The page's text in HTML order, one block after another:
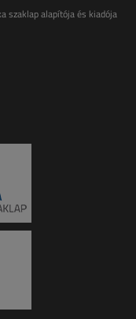
szaklap alapítója és kiadója